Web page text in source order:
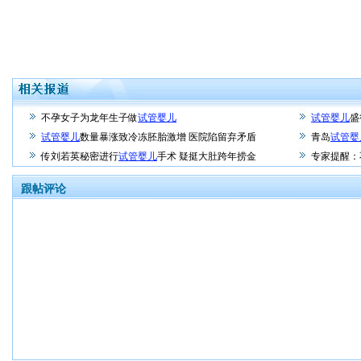
不孕女子为龙年生子做试管婴儿 试管婴儿
试管婴儿数量暴涨致冷冻胚胎激增 医院陷留弃矛盾 青岛试管
传刘若英秘密进行试管婴儿手术 疑挺大肚跨年捞金 专家提醒
跟帖评论